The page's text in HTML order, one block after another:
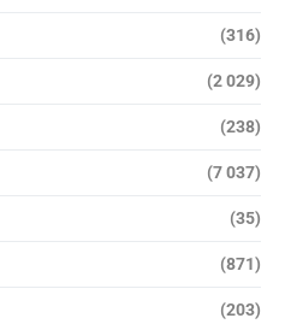
(316)
(2 029)
(238)
(7 037)
(35)
(871)
(203)